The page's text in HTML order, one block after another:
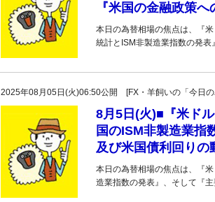
『米国の金融政策へ
本日の為替相場の焦点は、『
統計とISM非製造業指数の発
2025年08月05日(火)06:50公開 [FX・羊飼いの「今日の
8月5日(火)■『米ド
国のISM非製造業指
及び米国債利回りの
本日の為替相場の焦点は、『
造業指数の発表』、そして『